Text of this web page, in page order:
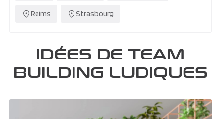
Reims Strasbourg
IDÉES DE TEAM
BUILDING LUDIQUES